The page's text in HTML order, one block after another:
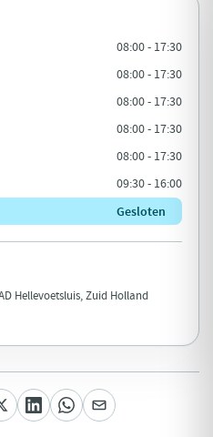
08:00 - 17:30
08:00 - 17:30
08:00 - 17:30
08:00 - 17:30
08:00 - 17:30
09:30 - 16:00
Gesloten
Hellevoetsluis, Zuid Holland